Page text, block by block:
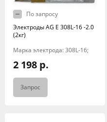
По запросу
Электроды AG E 308L-16 -2.0
(2кг)
Марка электрода: 308L-16;
2 198 р.
Запрос